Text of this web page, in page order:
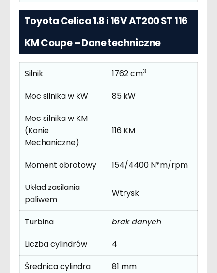
Toyota Celica 1.8 i 16V AT200 ST 116
KM Coupe – Dane techniczne
Silnik 1762 cm3
Moc silnika w kW
85 kW
Moc silnika w KM
(Konie
Mechaniczne)
116 KM
Moment obrotowy
154/4400 N*m/rpm
Układ zasilania
paliwem
Wtrysk
Turbina
brak danych
Liczba cylindrów
4
Średnica cylindra
81 mm